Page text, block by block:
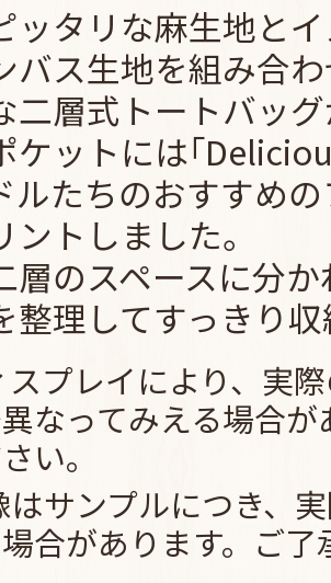
ッタリな麻生地と
バス生地を組み合
二層式トートバッ
ケットには｢
ルたちのおすすめ
ントしました。
層のスペースに分
整理してすっきり
プレイにより、実
なってみえる場合
い。
サンプルにつき、
合があります。ご